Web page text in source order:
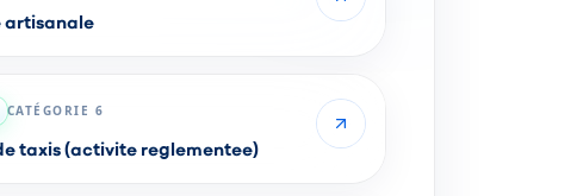
artisanale
CATÉGORIE 6
taxis (activite reglementee)